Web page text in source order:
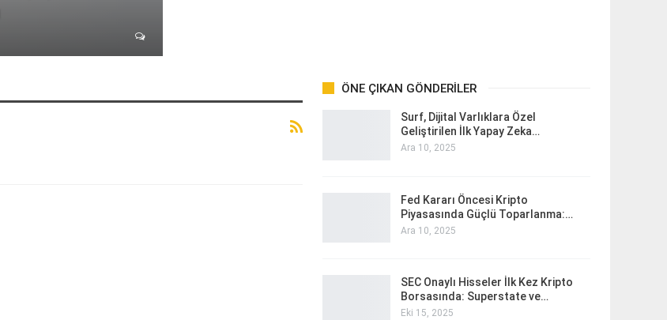
ÖNE ÇIKAN GÖNDERILER
Surf, Dijital Varlıklara Özel
Geliştirilen İlk Yapay Zeka…
Ara 10, 2025
Fed Kararı Öncesi Kripto
Piyasasında Güçlü Toparlanma:…
Ara 10, 2025
SEC Onaylı Hisseler İlk Kez Kripto
Borsasında: Superstate ve…
Eki 15, 2025